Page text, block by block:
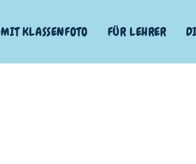
MIT KLASSENFOTO FÜR LEHRER